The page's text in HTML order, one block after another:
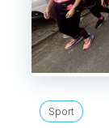
Sport